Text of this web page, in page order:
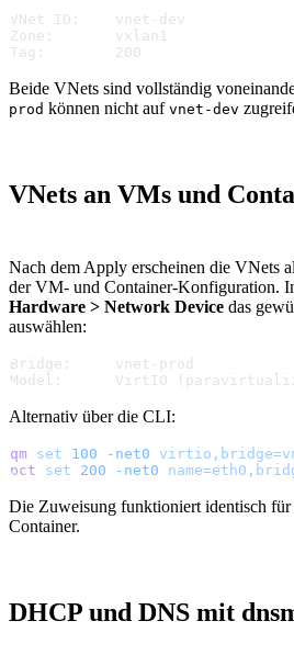
VNet ID:    vnet-dev
Zone:       vxlan1
Tag:        200
Beide VNets sind vollständig
prod können nicht auf vnet-dev
VNets an VMs und
Nach dem Apply erscheinen die VNets
der VM- und Container-Konfiguration.
Hardware > Network Device das
auswählen:
Bridge:     vnet-prod
Model:      VirtIO
Alternativ über die CLI:
qm set 100 -net0
pct set 200 -net0
Die Zuweisung funktioniert identisch
Container.
DHCP und DNS mit